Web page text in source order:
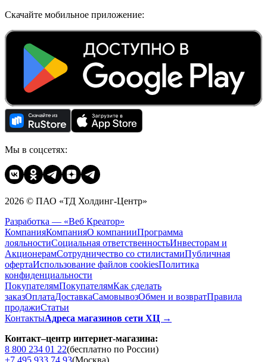
Скачайте мобильное приложение:
Мы в соцсетях:
2026 © ПАО «ТД Холдинг-Центр»
Разработка — «Веб Креатор»
КомпанияКомпанияО компанииПрограмма
лояльностиСоциальная ответственностьИнвесторам и
АкционерамСотрудничество со стилистамиПубличная
офертаИспользование файлов cookiesПолитика
конфиденциальности
ПокупателямПокупателямКак сделать
заказОплатаДоставкаCамовывозОбмен и возвратПравила
продажиСтатьи
КонтактыАдреса магазинов сети ХЦ →
Контакт–центр интернет-магазина:
8 800 234 01 22(бесплатно по России)
+7 495 933 74 93(Москва)